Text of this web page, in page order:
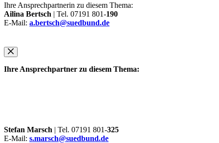
Ihre Ansprechpartnerin zu diesem Thema:
Ailina Bertsch | Tel. 07191 801-190
E-Mail: a.bertsch@suedbund.de
Ihre Ansprechpartner zu diesem Thema:
Stefan Marsch | Tel. 07191 801-325
E-Mail: s.marsch@suedbund.de